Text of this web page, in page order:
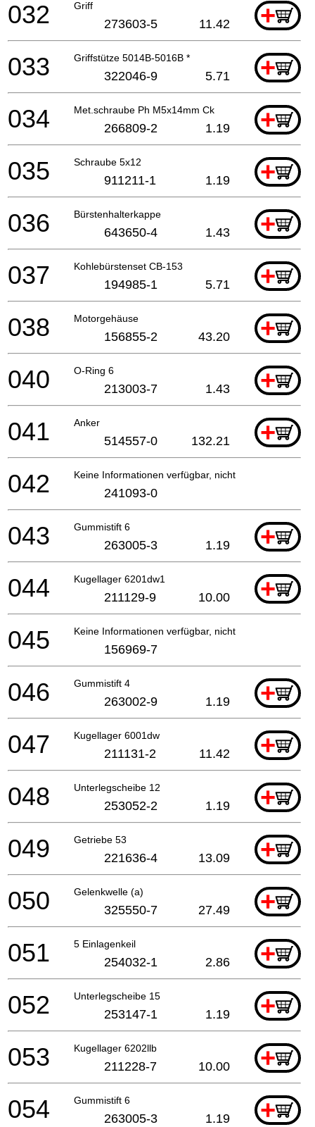
Griff +
032 273603-5 11.42
Griffstütze 5014B-5016B * +
033 322046-9 5.71
Met.schraube Ph M5x14mm Ck +
034 266809-2 1.19
Schraube 5x12 +
035 911211-1 1.19
Bürstenhalterkappe +
036 643650-4 1.43
Kohlebürstenset CB-153 +
037 194985-1 5.71
Motorgehäuse +
038 156855-2 43.20
O-Ring 6 +
040 213003-7 1.43
Anker +
041 514557-0 132.21
Keine Informationen verfügbar, nicht bestellbar
042 241093-0
Gummistift 6 +
043 263005-3 1.19
Kugellager 6201dw1 +
044 211129-9 10.00
Keine Informationen verfügbar, nicht bestellbar
045 156969-7
Gummistift 4 +
046 263002-9 1.19
Kugellager 6001dw +
047 211131-2 11.42
Unterlegscheibe 12 +
048 253052-2 1.19
Getriebe 53 +
049 221636-4 13.09
Gelenkwelle (a) +
050 325550-7 27.49
5 Einlagenkeil +
051 254032-1 2.86
Unterlegscheibe 15 +
052 253147-1 1.19
Kugellager 6202llb +
053 211228-7 10.00
Gummistift 6 +
054 263005-3 1.19